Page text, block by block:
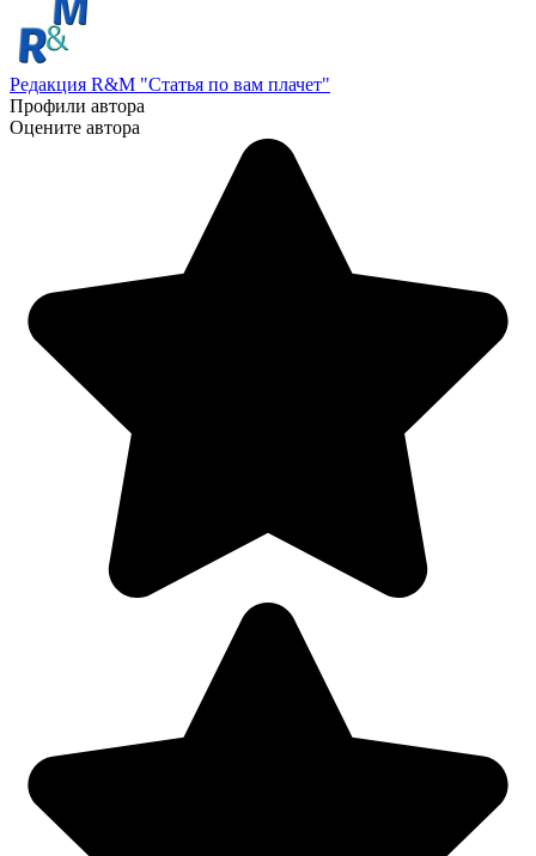
Редакция R&M "Статья по вам плачет"
Профили автора
Оцените автора